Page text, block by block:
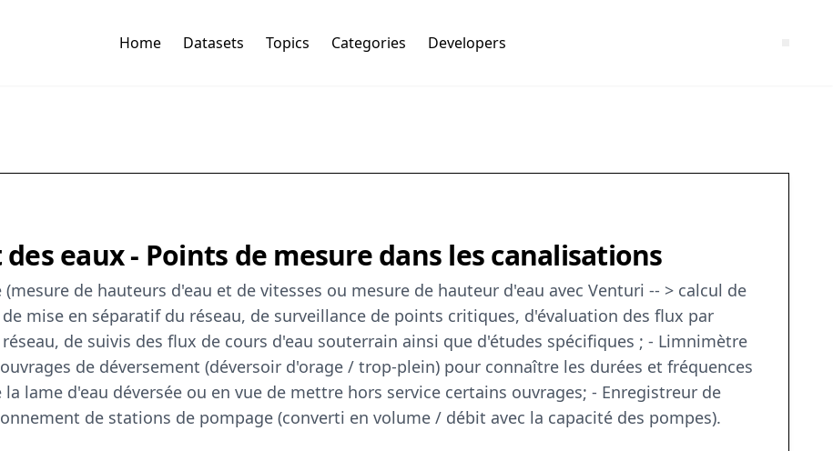
Home Datasets Topics Categories Developers
eaux - Points de mesure dans les canalisations
de hauteurs d'eau et de vitesses ou mesure de hauteur d'eau avec Venturi -- > calcul de
de mise en séparatif du réseau, de surveillance de points critiques, d'évaluation des flux par
de suivis des flux de cours d'eau souterrain ainsi que d'études spécifiques ; - Limnimètre
de déversement (déversoir d'orage / trop-plein) pour connaître les durées et fréquences
lame d'eau déversée ou en vue de mettre hors service certains ouvrages; - Enregistreur de
de stations de pompage (converti en volume / débit avec la capacité des pompes).